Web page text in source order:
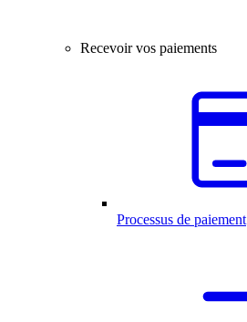
Recevoir vos paiements
Processus de paiement